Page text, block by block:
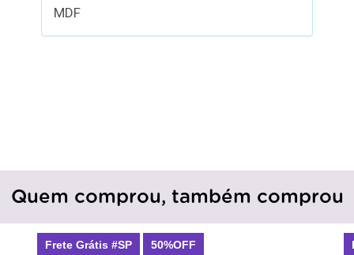
MDF
Quem comprou, também comprou
50%OFF